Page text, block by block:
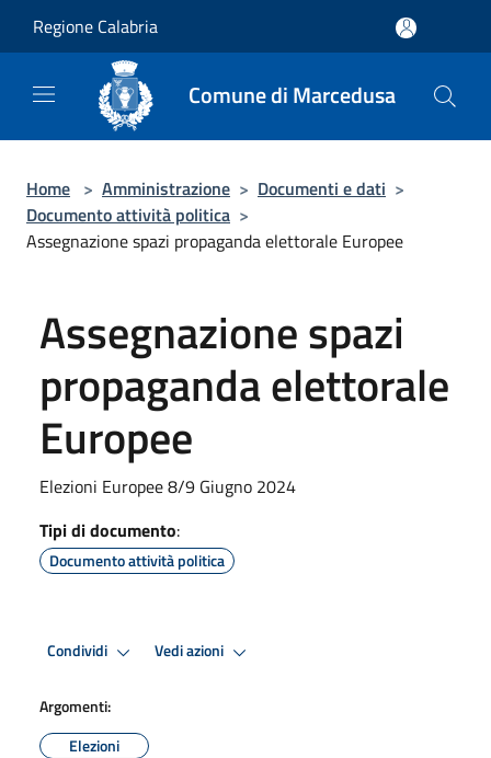
Regione Calabria
Comune di Marcedusa
Home > Amministrazione > Documenti e dati >
Documento attività politica >
Assegnazione spazi propaganda elettorale Europee
Assegnazione spazi
propaganda elettorale
Europee
Elezioni Europee 8/9 Giugno 2024
Tipi di documento:
Documento attività politica
Condividi Vedi azioni
Argomenti:
Elezioni